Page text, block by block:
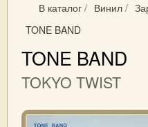
В каталог / Винил /
TONE BAND
TONE BAND
TOKYO TWIST